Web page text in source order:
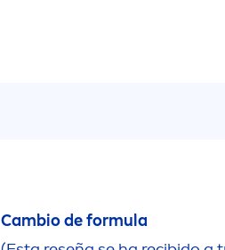
Cambio de formula